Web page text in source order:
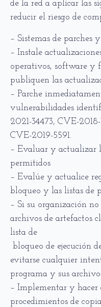
de la red a aplicar las
reducir el riesgo de
– Sistemas de parches
– Instale
operativos, software y
publiquen las
– Parche
vulnerabilidades
2021-34473, CVE-
CVE-2019-5591.
– Evaluar y actualizar
permitidos
– Evalúe y actualice
bloqueo y las listas de
– Si su organización
archivos de artefactos
lista de
bloqueo de ejecución
evitarse cualquier
programa y sus
– Implementar y
procedimientos de